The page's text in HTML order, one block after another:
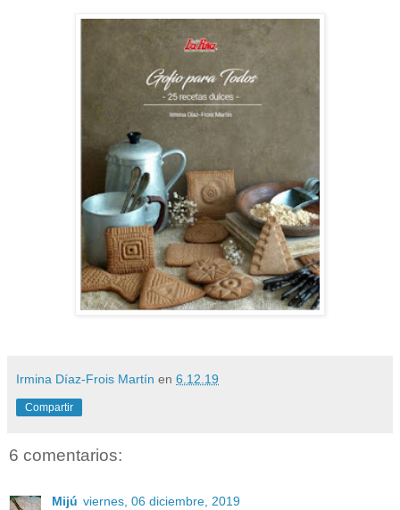
Irmina Díaz-Frois Martín en 6.12.19
Compartir
6 comentarios:
Mijú viernes, 06 diciembre, 2019